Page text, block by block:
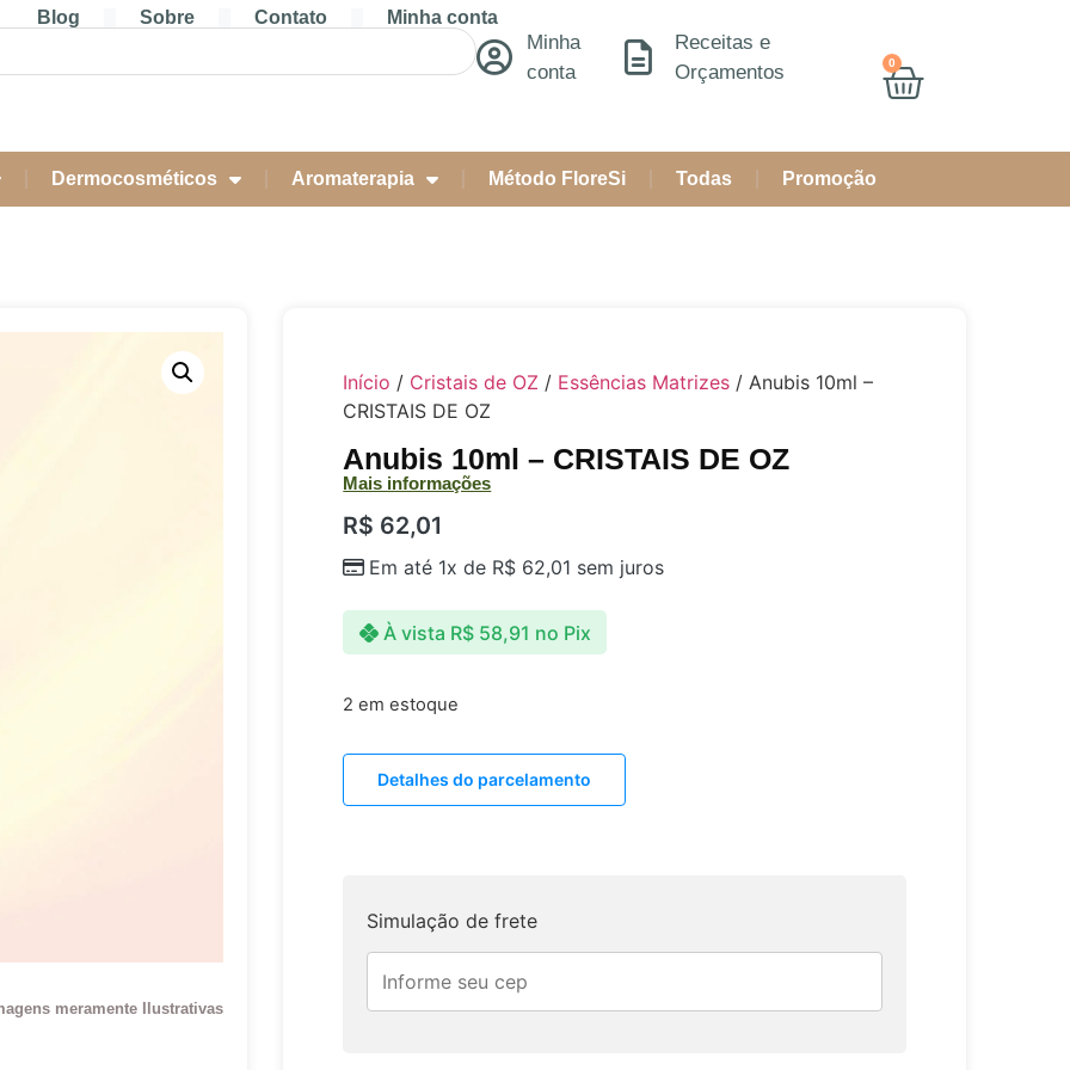
Blog Sobre Contato Minha conta
Minha
conta
Receitas e
Orçamentos
0
Dermocosméticos Aromaterapia Método FloreSi Todas Promoção
meramente Ilustrativas
Início / Cristais de OZ / Essências Matrizes / Anubis 10ml –
CRISTAIS DE OZ
Anubis 10ml – CRISTAIS DE OZ
Mais informações
R$ 62,01
Em até 1x de R$ 62,01 sem juros
À vista R$58,91 no Pix
2 em estoque
Detalhes do parcelamento
Simulação de frete